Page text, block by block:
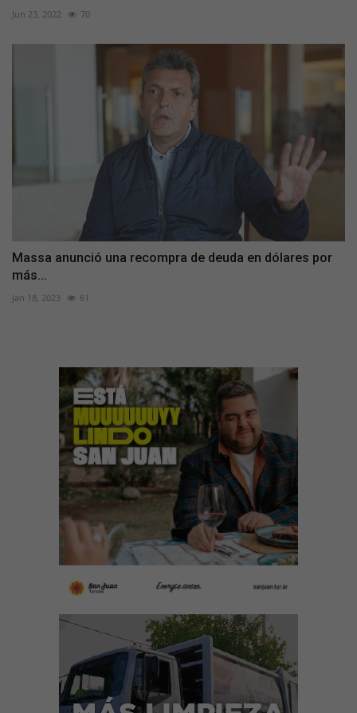
Jun 23, 2022 70
Massa anunció una recompra de deuda en dólares por
más...
Jan 18, 2023 61